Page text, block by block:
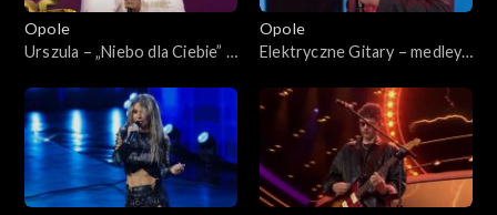
Opole
Urszula – „Niebo dla Ciebie” i
62. KFPP: Koncert
„SuperJedynki”
Opole
Elektryczne Gitary – medley.
„SuperJedynki”